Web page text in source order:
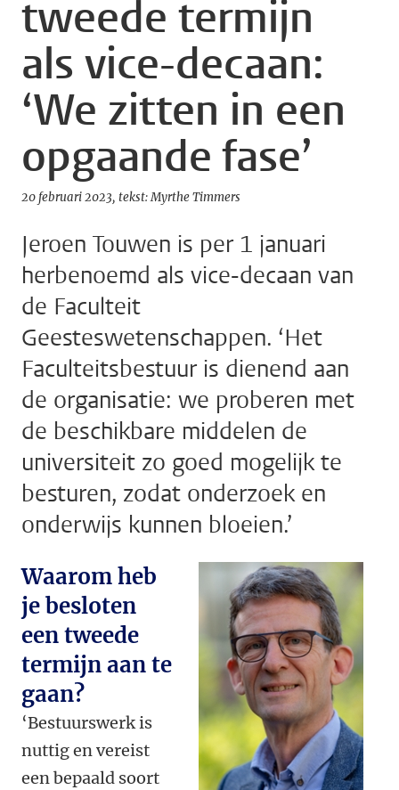
tweede termijn
als vice-decaan:
‘We zitten in een
opgaande fase’
20 februari 2023 tekst: Myrthe Timmers
Jeroen Touwen is per 1 januari
herbenoemd als vice-decaan van
de Faculteit
Geesteswetenschappen. ‘Het
Faculteitsbestuur is dienend aan
de organisatie: we proberen met
de beschikbare middelen de
universiteit zo goed mogelijk te
besturen, zodat onderzoek en
onderwijs kunnen bloeien.’
Waarom heb
je besloten
een tweede
termijn aan te
gaan?
‘Bestuurswerk is
nuttig en vereist
een bepaald soort